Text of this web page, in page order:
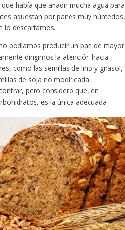
había que añadir mucha agua para
apuestan por panes muy húmedos,
lo descartamos.
podíamos producir un pan de mayor
dirigimos la atención hacia
como las semillas de lino y girasol,
de soja no modificada
pero considero que, en
es la única adecuada.